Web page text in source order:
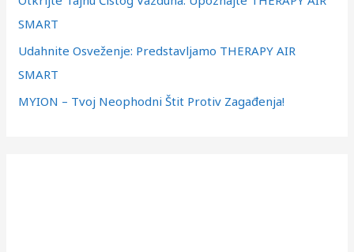
а
:
SMART
Udahnite Osveženje: Predstavljamo THERAPY AIR
SMART
MYION – Tvoj Neophodni Štit Protiv Zagađenja!